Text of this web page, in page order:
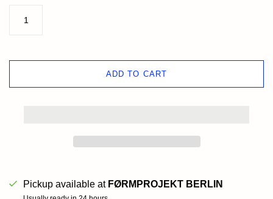
ADD TO CART
Pickup available at FØRMPROJEKT BERLIN